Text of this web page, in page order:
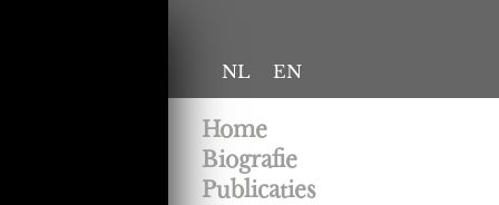
NL EN
Home
Biografie
Publicaties